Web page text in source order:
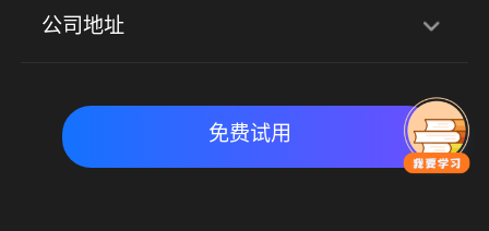
实时私域带货 数字化运营
公司地址
北京地址：北京市朝阳区朝外大街乙6号23层
免费试用